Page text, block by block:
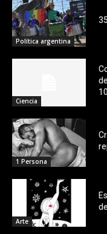
Política argentina
Ciencia
1 Persona
Arte